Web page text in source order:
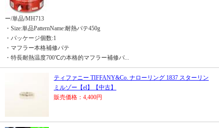
ー/単品/MH713
・Size:単品PatternName:耐熱パテ450g
・パッケージ個数:1
・マフラー本格補修パテ
・特長耐熱温度700℃の本格的マフラー補修パ...
ティファニー TIFFANY&Co. ナローリング 1837 スターリン
ミルゾー【el】【中古】
販売価格：4,400円